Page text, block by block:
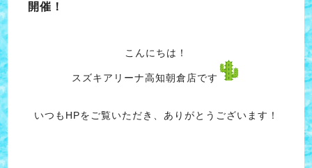
開催！
こんにちは！
スズキアリーナ高知朝倉店です
いつもHPをご覧いただき、ありがとうございます！